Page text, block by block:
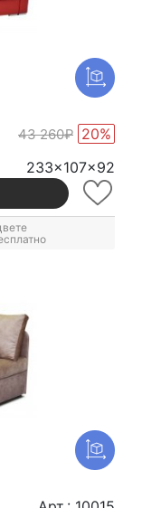
43 260₽ 20%
233x107x92